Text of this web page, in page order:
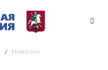
Новости